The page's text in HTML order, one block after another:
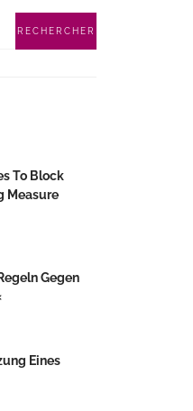
To Block
Measure
Gegen
Eines